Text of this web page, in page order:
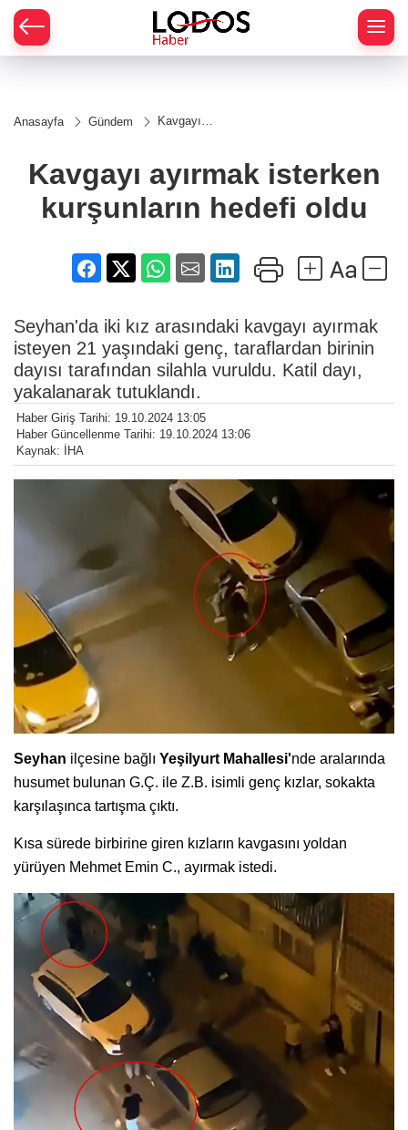
Anasayfa Gündem
Kavgayı
hedefi oldu
Kavgayı ayırmak isterken
kurşunların hedefi oldu
Seyhan'da iki kız arasındaki kavgayı ayırmak
isteyen 21 yaşındaki genç, taraflardan birinin
dayısı tarafından silahla vuruldu. Katil dayı,
yakalanarak tutuklandı.
Haber Giriş Tarihi: 19.10.2024 13:05
Haber Güncellenme Tarihi: 19.10.2024 13:06
Kaynak: İHA
Seyhan ilçesine bağlı Yeşilyurt Mahallesi'nde aralarında
husumet bulunan G.Ç. ile Z.B. isimli genç kızlar, sokakta
karşılaşınca tartışma çıktı.
Kısa sürede birbirine giren kızların kavgasını yoldan
yürüyen Mehmet Emin C., ayırmak istedi.